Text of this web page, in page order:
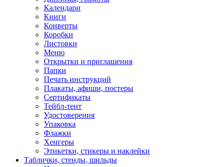
Календари
Книги
Конверты
Коробки
Листовки
Меню
Открытки и приглашения
Папки
Печать инструкций
Плакаты, афиши, постеры
Сертификаты
Тейбл-тент
Удостоверения
Упаковка
Флажки
Хенгеры
Этикетки, стикеры и наклейки
Таблички, стенды, шильды